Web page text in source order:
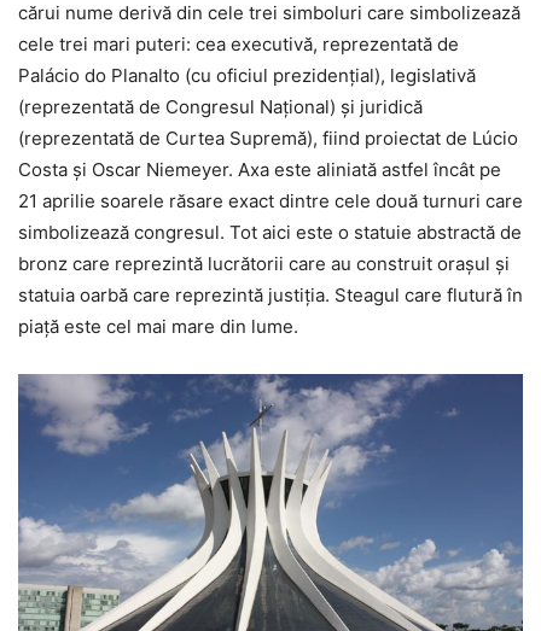
cărui nume derivă din cele trei simboluri care simbolizează
cele trei mari puteri: cea executivă, reprezentată de
Palácio do Planalto (cu oficiul prezidențial), legislativă
(reprezentată de Congresul Național) și juridică
(reprezentată de Curtea Supremă), fiind proiectat de Lúcio
Costa și Oscar Niemeyer. Axa este aliniată astfel încât pe
21 aprilie soarele răsare exact dintre cele două turnuri care
simbolizează congresul. Tot aici este o statuie abstractă de
bronz care reprezintă lucrătorii care au construit orașul și
statuia oarbă care reprezintă justiția. Steagul care flutură în
piață este cel mai mare din lume.